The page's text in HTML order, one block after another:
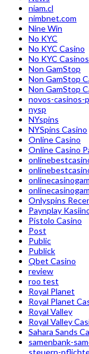
niam.cl
nimbnet.com
Nine Win
No KYC
No KYC Casino
No KYC Casinos
Non GamStop
Non GamStop
Non GamStop
novos-casinos-
nysp
NYspins
NYSpins Casino
Online Casino
Online Casino
Onlyspins
Paynplay
Pistolo Casino
Post
Public
Publick
Qbet Casino
review
roo test
Royal Planet
Royal Planet
Royal Valley
Royal Valley
Sahara Sands
samenbank-
steuern-